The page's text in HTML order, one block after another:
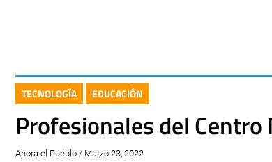
TECNOLOGÍA EDUCACIÓN
Profesionales del
Ahora el Pueblo / Marzo 23, 2022